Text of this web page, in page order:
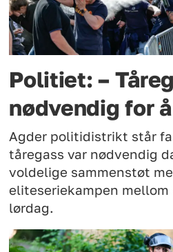
Politiet: –
nødvendig for
Agder politidistrikt står
tåregass var nødvendig
voldelige sammenstøt
eliteseriekampen mellom
lørdag.